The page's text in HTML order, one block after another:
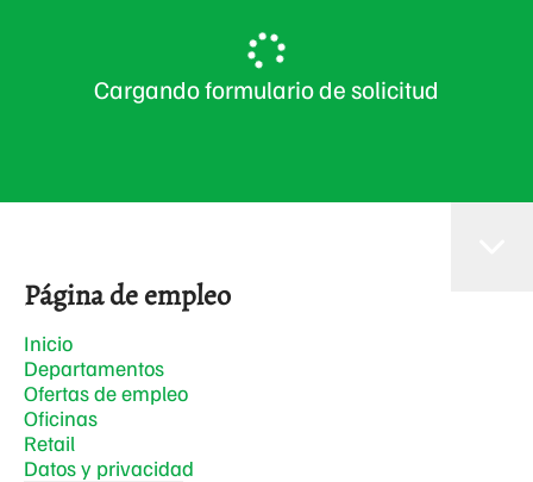
Cargando formulario de solicitud
Página de empleo
Inicio
Departamentos
Ofertas de empleo
Oficinas
Retail
Datos y privacidad